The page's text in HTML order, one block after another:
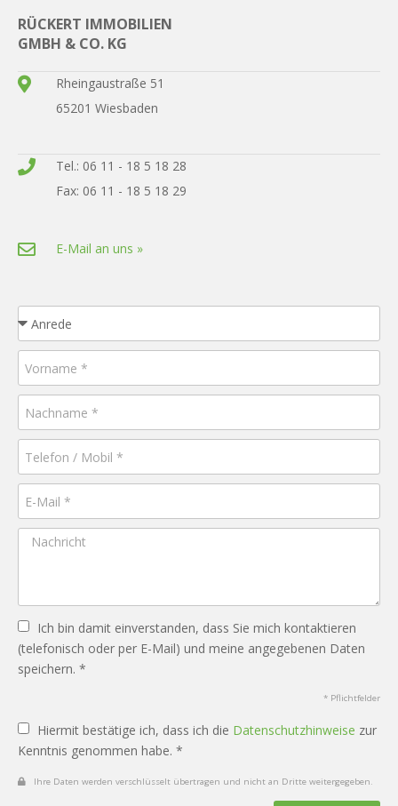
RÜCKERT IMMOBILIEN
GMBH & CO. KG
Rheingaustraße 51
65201 Wiesbaden
Tel.: 06 11 - 18 5 18 28
Fax: 06 11 - 18 5 18 29
E-Mail an uns »
Ich bin damit einverstanden, dass Sie mich kontaktieren
(telefonisch oder per E-Mail) und meine angegebenen Daten
speichern. *
* Pflichtfelder
Hiermit bestätige ich, dass ich die Datenschutzhinweise zur
Kenntnis genommen habe. *
Ihre Daten werden verschlüsselt übertragen und nicht an Dritte weitergegeben.